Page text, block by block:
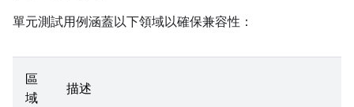
單元測試用例涵蓋以下領域以確保兼容性：
區
域
描述